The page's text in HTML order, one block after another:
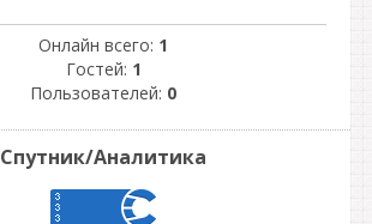
Онлайн всего: 1
Гостей: 1
Пользователей: 0
Спутник/Аналитика